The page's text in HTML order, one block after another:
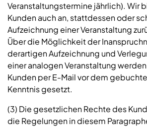
Veranstaltungstermine jährlich). Wir
Kunden auch an, stattdessen oder
Aufzeichnung einer Veranstaltung
Über die Möglichkeit der
derartigen Aufzeichnung und
einer analogen Veranstaltung
Kunden per E-Mail vor dem
Kenntnis gesetzt.
(3) Die gesetzlichen Rechte des
die Regelungen in diesem